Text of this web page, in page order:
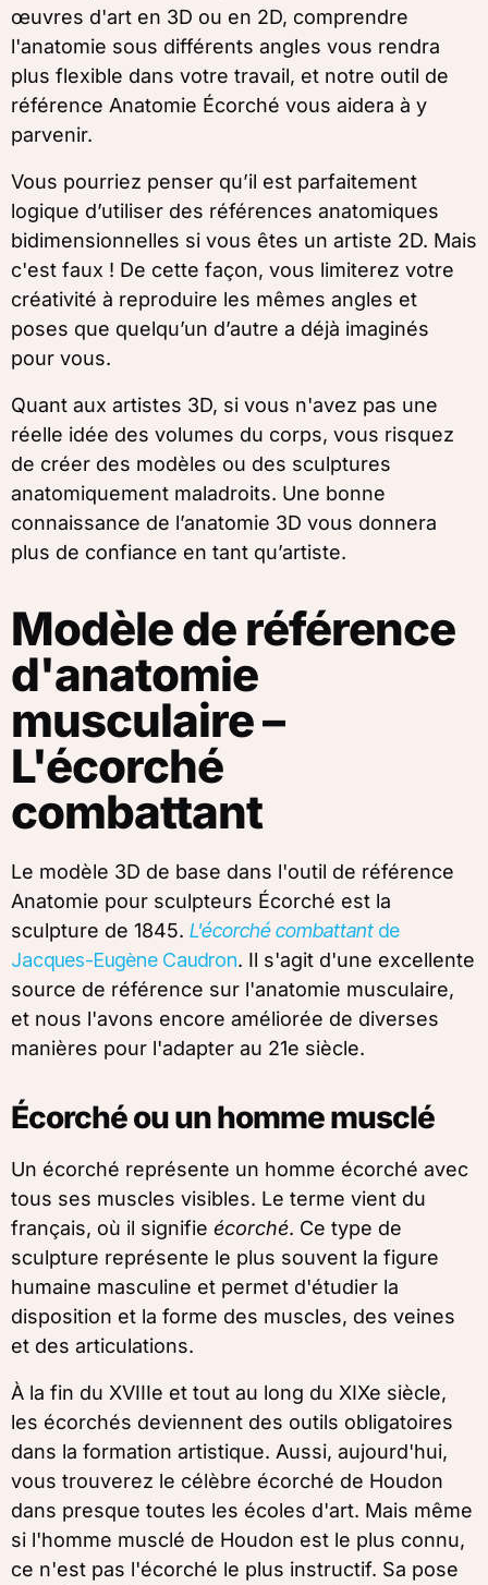
œuvres d'art en 3D ou en 2D, comprendre
l'anatomie sous différents angles vous rendra
plus flexible dans votre travail, et notre outil de
référence Anatomie Écorché vous aidera à y
parvenir.
Vous pourriez penser qu’il est parfaitement
logique d’utiliser des références anatomiques
bidimensionnelles si vous êtes un artiste 2D. Mais
c'est faux ! De cette façon, vous limiterez votre
créativité à reproduire les mêmes angles et
poses que quelqu’un d’autre a déjà imaginés
pour vous.
Quant aux artistes 3D, si vous n'avez pas une
réelle idée des volumes du corps, vous risquez
de créer des modèles ou des sculptures
anatomiquement maladroits. Une bonne
connaissance de l’anatomie 3D vous donnera
plus de confiance en tant qu’artiste.
Modèle de référence
d'anatomie
musculaire –
L'écorché
combattant
Le modèle 3D de base dans l'outil de référence
Anatomie pour sculpteurs Écorché est la
sculpture de 1845. L'écorché combattant de
Jacques-Eugène Caudron. Il s'agit d'une excellente
source de référence sur l'anatomie musculaire,
et nous l'avons encore améliorée de diverses
manières pour l'adapter au 21e siècle.
Écorché ou un homme musclé
Un écorché représente un homme écorché avec
tous ses muscles visibles. Le terme vient du
français, où il signifie écorché. Ce type de
sculpture représente le plus souvent la figure
humaine masculine et permet d'étudier la
disposition et la forme des muscles, des veines
et des articulations.
À la fin du XVIIIe et tout au long du XIXe siècle,
les écorchés deviennent des outils obligatoires
dans la formation artistique. Aussi, aujourd'hui,
vous trouverez le célèbre écorché de Houdon
dans presque toutes les écoles d'art. Mais même
si l'homme musclé de Houdon est le plus connu,
ce n'est pas l'écorché le plus instructif. Sa pose